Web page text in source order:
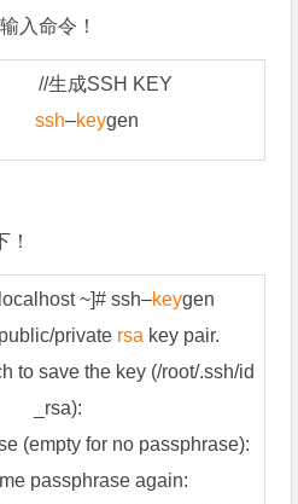
入命令！
//生成SSH KEY
ssh–keygen
localhost~]#ssh–keygen
public/private rsa key pair.
to save the key (/root/.ssh/id
rsa):
(empty forno passphrase):
passphrase again: